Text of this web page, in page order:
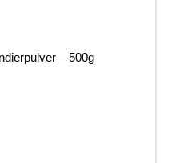
– 500g